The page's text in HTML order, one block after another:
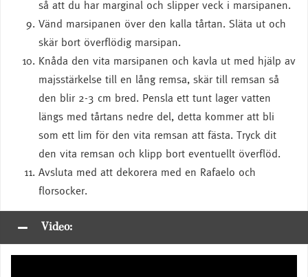
så att du har marginal och slipper veck i marsipanen.
Vänd marsipanen över den kalla tårtan. Släta ut och
skär bort överflödig marsipan.
Knåda den vita marsipanen och kavla ut med hjälp av
majsstärkelse till en lång remsa, skär till remsan så
den blir 2-3 cm bred. Pensla ett tunt lager vatten
längs med tårtans nedre del, detta kommer att bli
som ett lim för den vita remsan att fästa. Tryck dit
den vita remsan och klipp bort eventuellt överflöd.
Avsluta med att dekorera med en Rafaelo och
florsocker.
Video: